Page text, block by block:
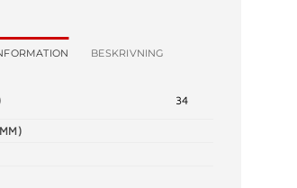
BESKRIVNING
34